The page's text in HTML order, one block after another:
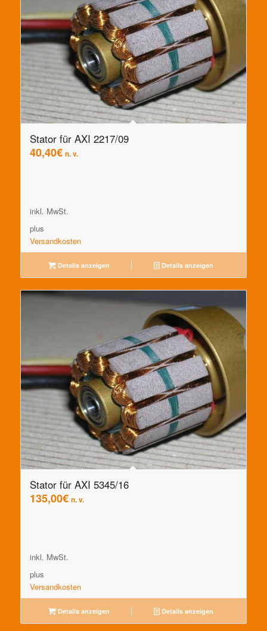
Stator für AXI 2217/09
40,40€ n. v.
inkl. MwSt.
plus
Versandkosten
Details anzeigen Details anzeigen
Stator für AXI 5345/16
135,00€ n. v.
inkl. MwSt.
plus
Versandkosten
Details anzeigen Details anzeigen